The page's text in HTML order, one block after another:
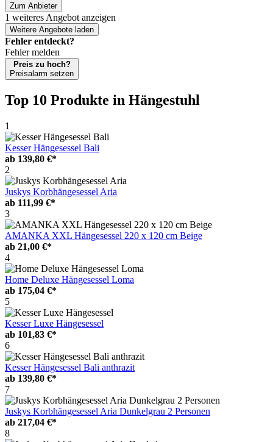
Zum Anbieter
1 weiteres Angebot anzeigen
Weitere Angebote laden
Fehler entdeckt?
Fehler melden
Preis zu hoch?
Preisalarm setzen
Top 10 Produkte in Hängestuhl
1
Kesser Hängesessel Bali
ab 139,80 €*
2
Juskys Korbhängesessel Aria
ab 111,99 €*
3
AMANKA XXL Hängesessel 220 x 120 cm Beige
ab 21,00 €*
4
Home Deluxe Hängesessel Loma
ab 175,04 €*
5
Kesser Luxe Hängesessel
ab 101,83 €*
6
Kesser Hängesessel Bali anthrazit
ab 139,80 €*
7
Juskys Korbhängesessel Aria Dunkelgrau 2 Personen
ab 217,04 €*
8